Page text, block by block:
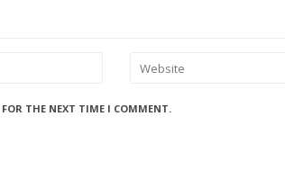
THE NEXT TIME I COMMENT.